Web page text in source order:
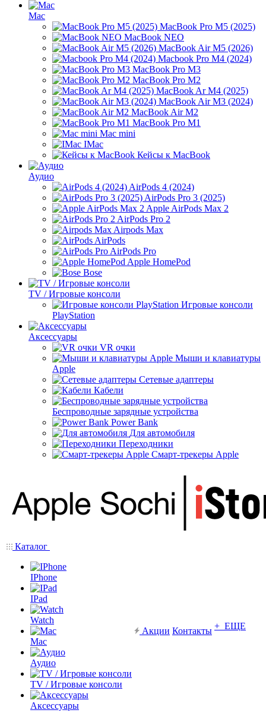
Mac
MacBook Pro M5 (2025)
MacBook NEO
MacBook Air M5 (2026)
Macbook Pro M4 (2024)
MacBook Pro M3
MacBook Pro M2
MacBook Ar M4 (2025)
MacBook Air M3 (2024)
MacBook Air M2
MacBook Pro M1
Mac mini
IMac
Кейсы к MacBook
Аудио
AirPods 4 (2024)
AirPods Pro 3 (2025)
Apple AirPods Max 2
AirPods Pro 2
Airpods Max
AirPods
AirPods Pro
Apple HomePod
Bose
TV / Игровые консоли
Игровые консоли
PlayStation
Аксессуары
VR очки
Мыши и клавиатуры
Apple
Сетевые адаптеры
Кабели
Беспроводные зарядные устройства
Power Bank
Для автомобиля
Переходники
Смарт-трекеры Apple
Каталог
IPhone
IPad
Watch
Mac
Аудио
TV / Игровые консоли
Аксессуары
Акции Контакты + ЕЩЕ